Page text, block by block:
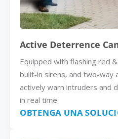
Active Deterrence
Equipped with flashing red
built-in sirens, and two-way
actively warn intruders and
in real time.
OBTENGA UNA